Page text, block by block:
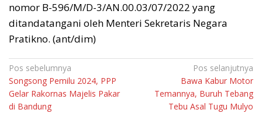
nomor B-596/M/D-3/AN.00.03/07/2022 yang
ditandatangani oleh Menteri Sekretaris Negara
Pratikno. (ant/dim)
Navigasi
pos
Pos sebelumnya
Songsong Pemilu 2024, PPP
Gelar Rakornas Majelis Pakar
di Bandung
Pos selanjutnya
Bawa Kabur Motor
Temannya, Buruh Tebang
Tebu Asal Tugu Mulyo